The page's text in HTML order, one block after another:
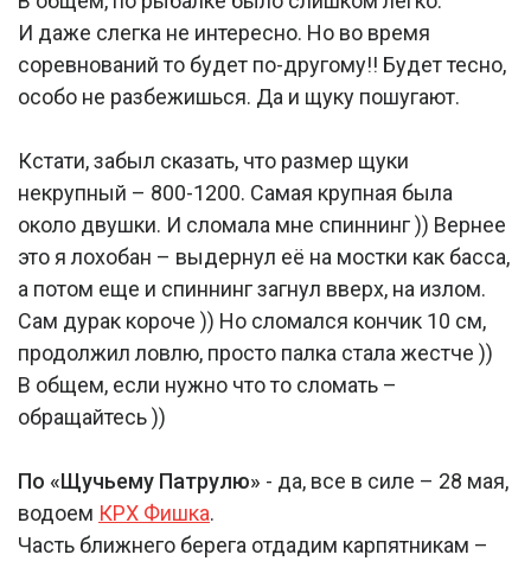
И даже слегка не интересно. Но во время
соревнований то будет по-другому!! Будет тесно,
особо не разбежишься. Да и щуку пошугают.
Кстати, забыл сказать, что размер щуки
некрупный – 800-1200. Самая крупная была
около двушки. И сломала мне спиннинг )) Вернее
это я лохобан – выдернул её на мостки как басса,
а потом еще и спиннинг загнул вверх, на излом.
Сам дурак короче )) Но сломался кончик 10 см,
продолжил ловлю, просто палка стала жестче ))
В общем, если нужно что то сломать –
обращайтесь ))
По «Щучьему Патрулю» - да, все в силе – 28 мая,
водоем КРХ Фишка.
Часть ближнего берега отдадим карпятникам –